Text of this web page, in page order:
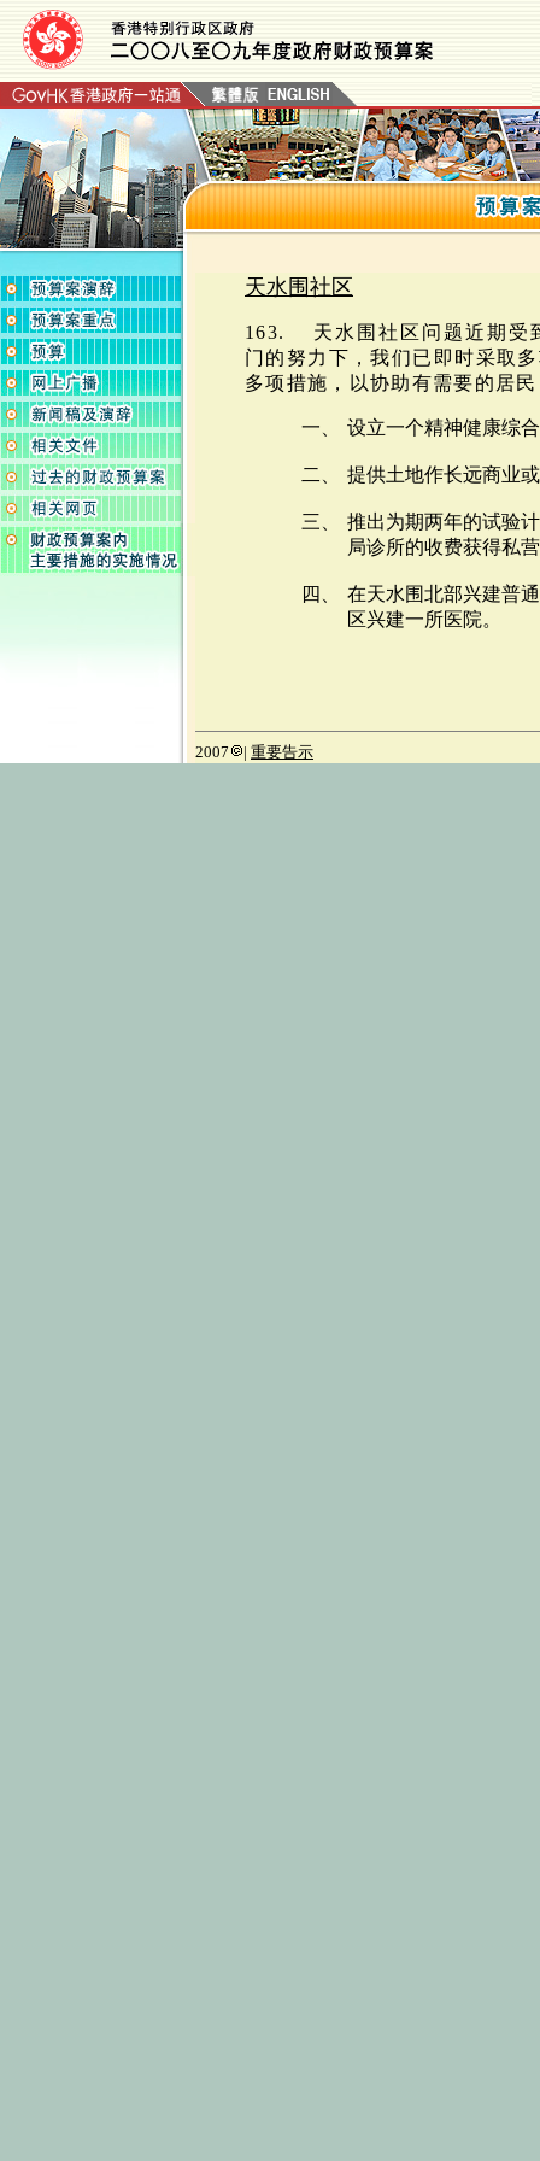
天水围社区
163. 天水围社区问题近期受
门的努力下，我们已即时采取
多项措施，以协助有需要的居
一、 设立一个精神健康综
二、 提供土地作长远商业
三、
推出为期两年的试验
局诊所的收费获得私
四、
在天水围北部兴建普
区兴建一所医院。
2007 | 重要告示